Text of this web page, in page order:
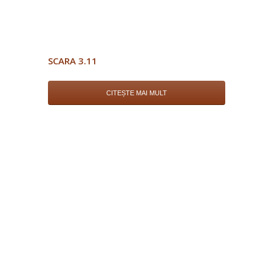
SCARA 3.11
CITEȘTE MAI MULT